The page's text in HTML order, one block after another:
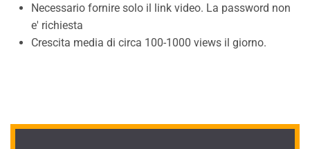
Necessario fornire solo il link video. La password non
e' richiesta
Crescita media di circa 100-1000 views il giorno.